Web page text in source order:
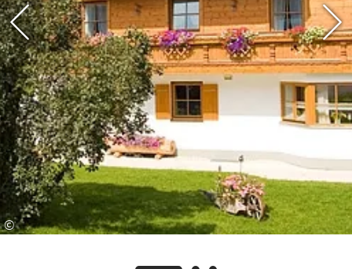
Region in vollen Zügen erleben und sich
gleichzeitig von vielen kostenfreien Angeboten
überraschen lassen. Auf Wunsch senden wir
Ihnen gerne weitere Informationen und die
detaillierten Nutzungsbedingungen zu.
©